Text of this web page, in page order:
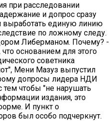
при расследовании
и допрос сразу
выработать единую линию
по ложному следу.
Либерманом. Почему? -
основанием для этого
советника
Мени Мазуз выпустил
допросы лидера НДИ
тем чтобы "не нарушать
издания, это
И пункт о
был особо подчеркнут.